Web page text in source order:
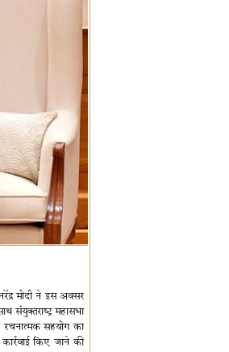
नरेंद्र मोदी ने इस अवसर
संयुक्तराष्ट्र महासभा
रचनात्मक सहयोग का
किए जाने की